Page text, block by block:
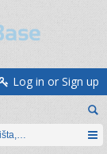
Log in or Sign up
periferija